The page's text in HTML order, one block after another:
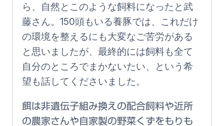
ら、自然とこのような飼料になったと武
藤さん。150頭もいる養豚では、これだけ
の環境を整えるにも大変なご苦労がある
と思いましたが、最終的には飼料も全て
自分のところでまかないたい、という希
望も話してくださいました。
餌は非遺伝子組み換えの配合飼料や近所
の農家さんや自家製の野菜くずをもりも